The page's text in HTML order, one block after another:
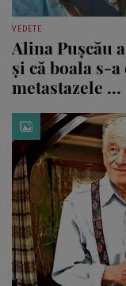
VEDETE
Alina Pușcău
și că boala s-
metastazele ...